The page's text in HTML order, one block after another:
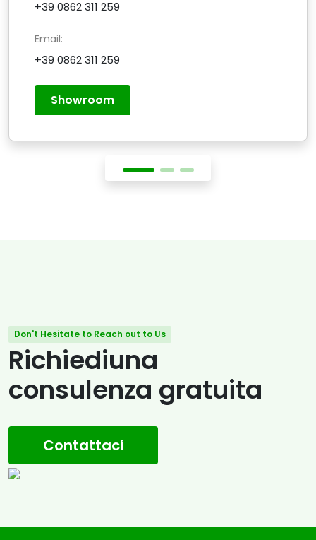
+39 0862 311 259
Email:
+39 0862 311 259
Showroom
Don't Hesitate to Reach out to Us
Richiediuna
consulenza gratuita
Contattaci